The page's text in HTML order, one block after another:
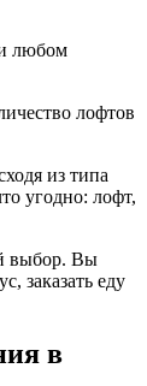
любом
лофтов
из типа
угодно: лофт,
выбор. Вы
заказать еду
в